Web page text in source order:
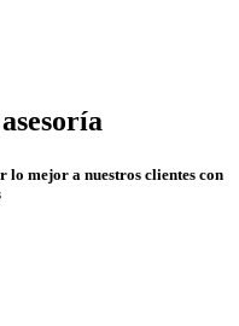
mejor a nuestros clientes con